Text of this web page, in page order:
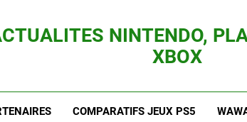
NINTENDO,
XBOX
COMPARATIFS JEUX PS5